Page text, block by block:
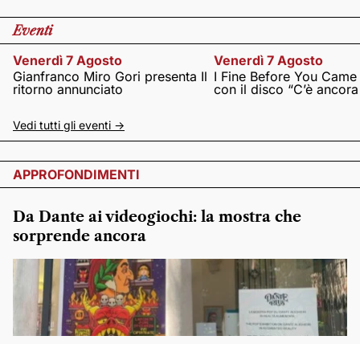
Eventi
Venerdì 7 Agosto
Gianfranco Miro Gori presenta Il
ritorno annunciato
Venerdì 7 Agosto
I Fine Before You
con il disco “C’è
Vedi tutti gli eventi ->
APPROFONDIMENTI
Da Dante ai videogiochi: la mostra che
sorprende ancora